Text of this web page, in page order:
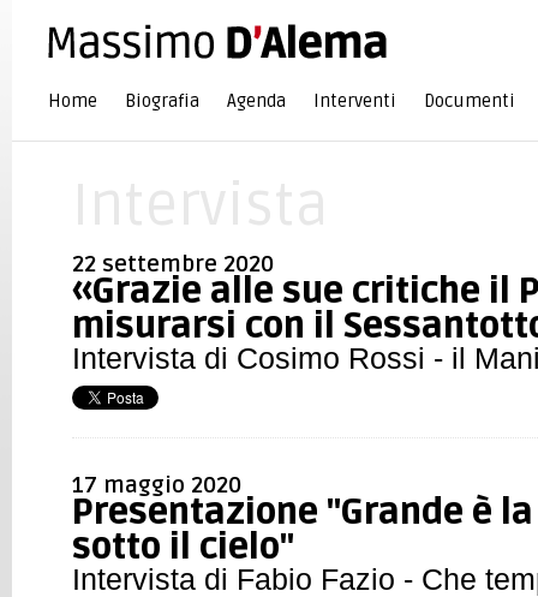
Home Biografia Agenda Interventi Documenti
22 settembre 2020
«Grazie alle sue critiche il
misurarsi con il
Intervista di Cosimo Rossi - il
17 maggio 2020
Presentazione "Grande è
sotto il cielo"
Intervista di Fabio Fazio - Che